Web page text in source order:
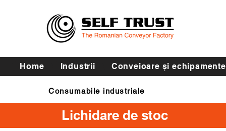
Home Industrii Conveioare și echipamente
Consumabile industriale
Curele de transmisie
Lichidare de stoc